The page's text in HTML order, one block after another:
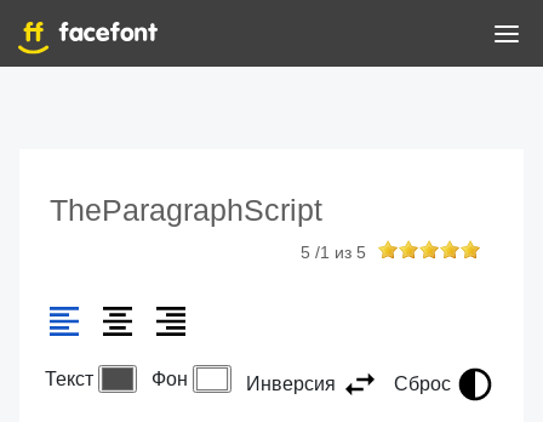
TheParagraphScript
5 /1 из 5
Текст Фон Инверсия Сброс